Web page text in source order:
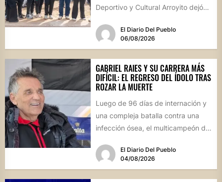
Deportivo y Cultural Arroyito dejó
cancha...El Diario Del Pueblo
06/08/2026
GABRIEL RAIES Y SU CARRERA MÁS
DIFÍCIL: EL REGRESO DEL ÍDOLO TRAS
ROZAR LA MUERTE
Luego de 96 días de internación y
una compleja batalla contra una
infección ósea, el multicampeón de
El Diario Del Pueblo
04/08/2026